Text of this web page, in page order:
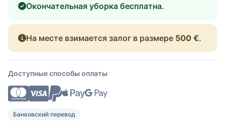
Окончательная уборка бесплатна.
На месте взимается залог в размере 500 €.
Доступные способы оплаты
Банковский перевод